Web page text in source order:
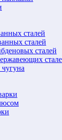
сталей
сталей
сталей